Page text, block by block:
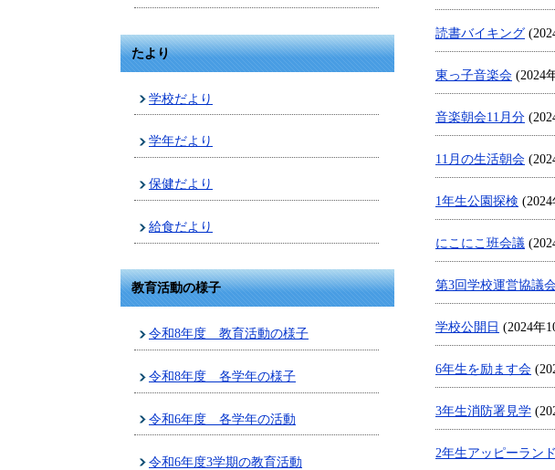
たより
学校だより
学年だより
保健だより
給食だより
教育活動の様子
令和8年度 教育活動の様子
令和8年度 各学年の様子
令和6年度 各学年の活動
令和6年度3学期の教育活動
読書バイキング
東っ子音楽会 (2024
音楽朝会11月分
11月の生活朝会
1年生公園探検
にこにこ班会議
第3回学校運営協議
学校公開日 (2024年
6年生を励ます会
3年生消防署見学
2年生アッピーラン